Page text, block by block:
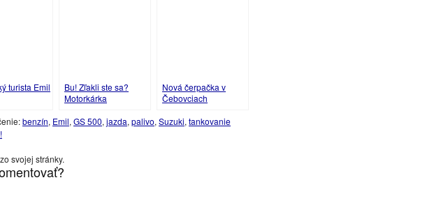
turista Emil
Bu! Zľakli ste sa?
Motorkárka
Nová čerpačka v
Čebovciach
benzín, Emil, GS 500, jazda, palivo, Suzuki, tankovanie
zo svojej stránky.